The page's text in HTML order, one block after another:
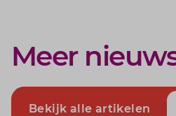
Meer
Bekijk alle artikelen